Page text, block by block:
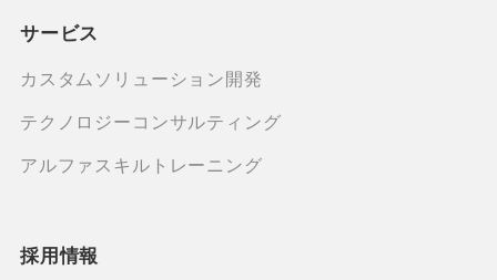
サービス
カスタムソリューション開発
テクノロジーコンサルティング
アルファスキルトレーニング
採用情報